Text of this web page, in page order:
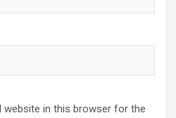
website in this browser for the